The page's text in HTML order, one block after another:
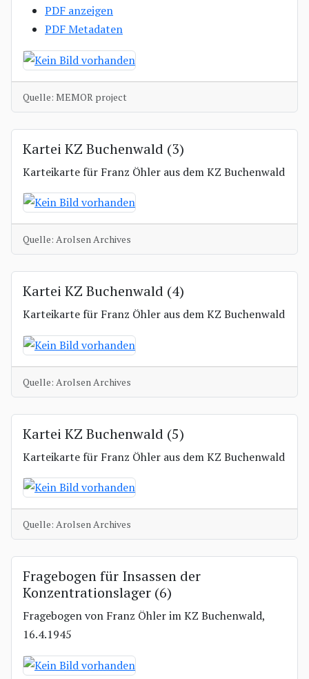
PDF anzeigen
PDF Metadaten
Quelle: MEMOR project
Kartei KZ Buchenwald (3)
Karteikarte für Franz Öhler aus dem KZ Buchenwald
Quelle: Arolsen Archives
Kartei KZ Buchenwald (4)
Karteikarte für Franz Öhler aus dem KZ Buchenwald
Quelle: Arolsen Archives
Kartei KZ Buchenwald (5)
Karteikarte für Franz Öhler aus dem KZ Buchenwald
Quelle: Arolsen Archives
Fragebogen für Insassen der
Konzentrationslager (6)
Fragebogen von Franz Öhler im KZ Buchenwald,
16.4.1945